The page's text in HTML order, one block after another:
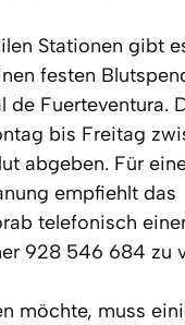
Stationen gibt
festen
de Fuerteventura.
bis Freitag
abgeben. Für
empfiehlt das
telefonisch
928 546 684 zu
möchte, muss